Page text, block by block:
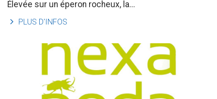
Élevée sur un éperon rocheux, la...
l PLUS D'INFOS